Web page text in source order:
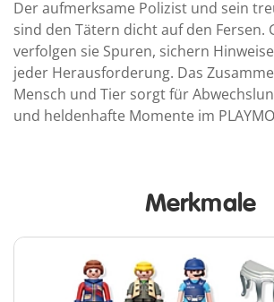
Der aufmerksame Polizist und sein
sind den Tätern dicht auf den Fersen.
verfolgen sie Spuren, sichern
jeder Herausforderung. Das
Mensch und Tier sorgt für
und heldenhafte Momente im
Merkmale